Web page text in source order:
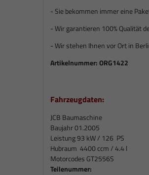
- Sie bekommen immer eine
- Wir garantieren 100% Qualität
- Wir stehen Ihnen vor Ort in
Artikelnummer:ORG1422
Fahrzeugdaten:
JCB Baumaschine
Baujahr 01.2005
Leistung 93 kW / 126 PS
Hubraum 4400 ccm / 4.4 l
Motorcodes GT2556S
Teilenummer: